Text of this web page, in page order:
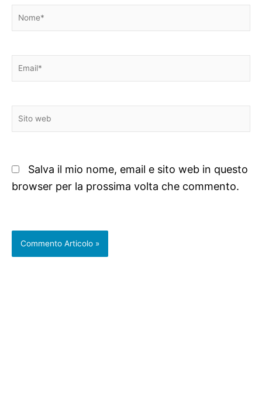
Nome*
Email*
Sito
web
Salva il mio nome, email e sito web in questo
browser per la prossima volta che commento.